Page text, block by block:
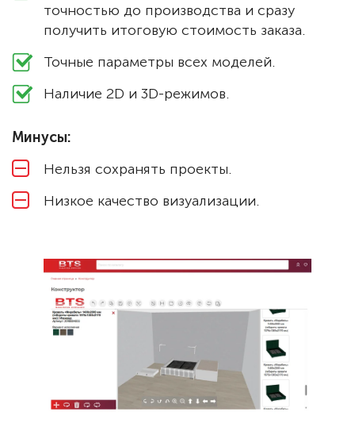
точностью до производства и сразу
получить итоговую стоимость заказа.
Точные параметры всех моделей.
Наличие 2D и 3D-режимов.
Минусы:
Нельзя сохранять проекты.
Низкое качество визуализации.